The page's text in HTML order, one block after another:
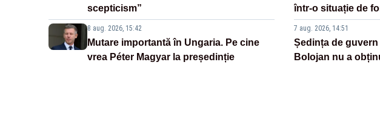
scepticism”
8 aug. 2026, 15:42
Mutare importantă în Ungaria. Pe cine
vrea Péter Magyar la președinție
într-o situație de
7 aug. 2026, 14:51
Ședința de
Bolojan nu a